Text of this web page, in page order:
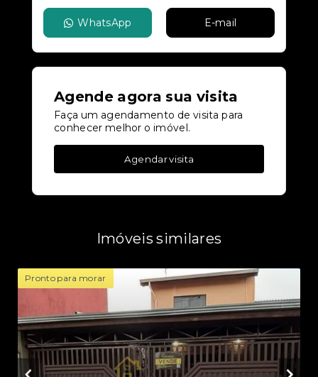
WhatsApp E-mail
Agende agora sua visita
Faça um agendamento de visita para
conhecer melhor o imóvel.
Agendar visita
Imóveis similares
Pronto para morar